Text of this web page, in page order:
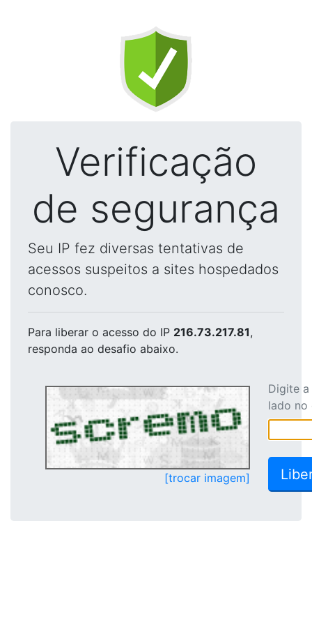
Verificação
de segurança
Seu IP fez diversas tentativas de
acessos suspeitos a sites hospedados
conosco.
Para liberar o acesso do IP 216.73.217.81,
responda ao desafio abaixo.
[trocar imagem]
Digite
lado no